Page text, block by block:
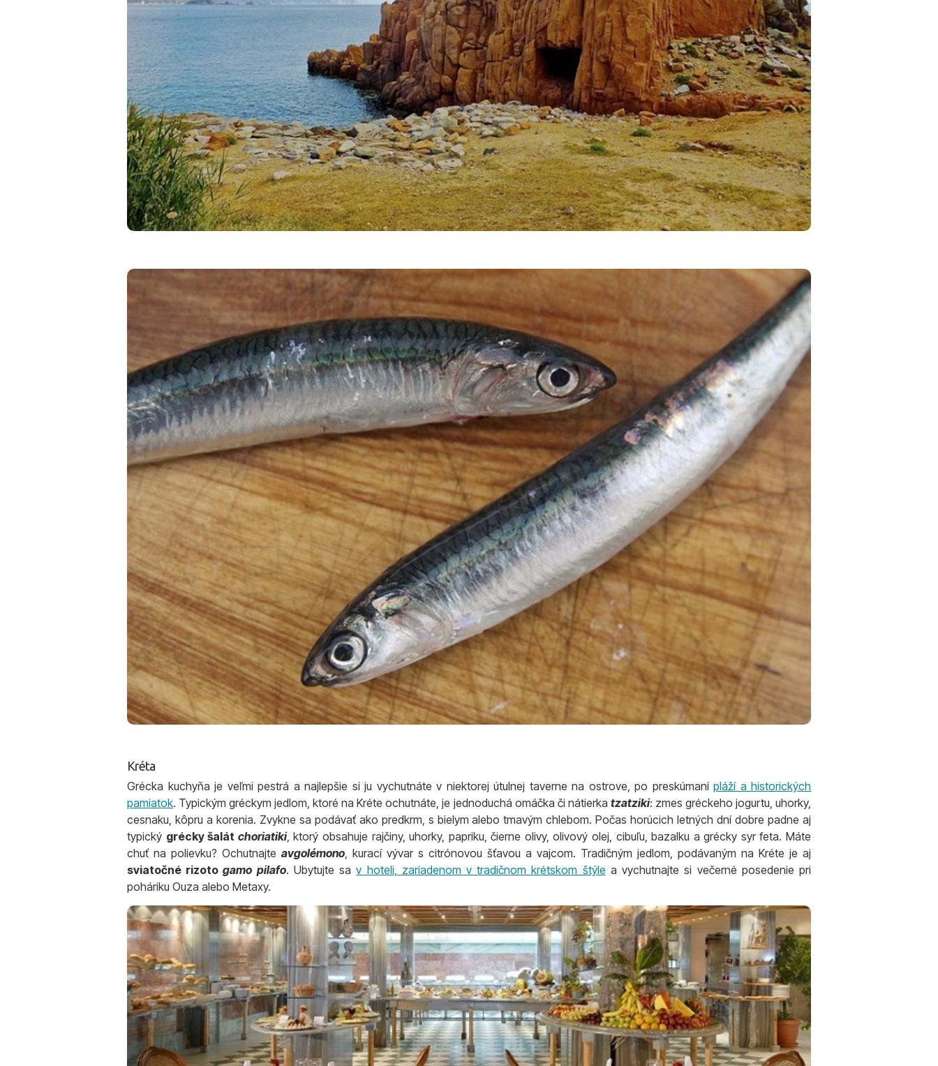
Kréta
Grécka kuchyňa je veľmi pestrá a najlepšie si ju vychutnáte v niektorej útulnej taverne na ostrove, po preskúmaní pláží a historických
pamiatok. Typickým gréckym jedlom, ktoré na Kréte ochutnáte, je jednoduchá omáčka či nátierka tzatziki: zmes gréckeho jogurtu, uhorky,
cesnaku, kôpru a korenia. Zvykne sa podávať ako predkrm, s bielym alebo tmavým chlebom. Počas horúcich letných dní dobre padne aj
typický grécky šalát choriatiki, ktorý obsahuje rajčiny, uhorky, papriku, čierne olivy, olivový olej, cibuľu, bazalku a grécky syr feta. Máte
chuť na polievku? Ochutnajte avgolémono , kurací vývar s citrónovou šťavou a vajcom. Tradičným jedlom, podávaným na Kréte je aj
sviatočné rizoto gamo pilafo. Ubytujte sav hoteli, zariadenom v tradičnom krétskom štýle a vychutnajte si večerné posedenie pri
poháriku Ouza alebo Metaxy.